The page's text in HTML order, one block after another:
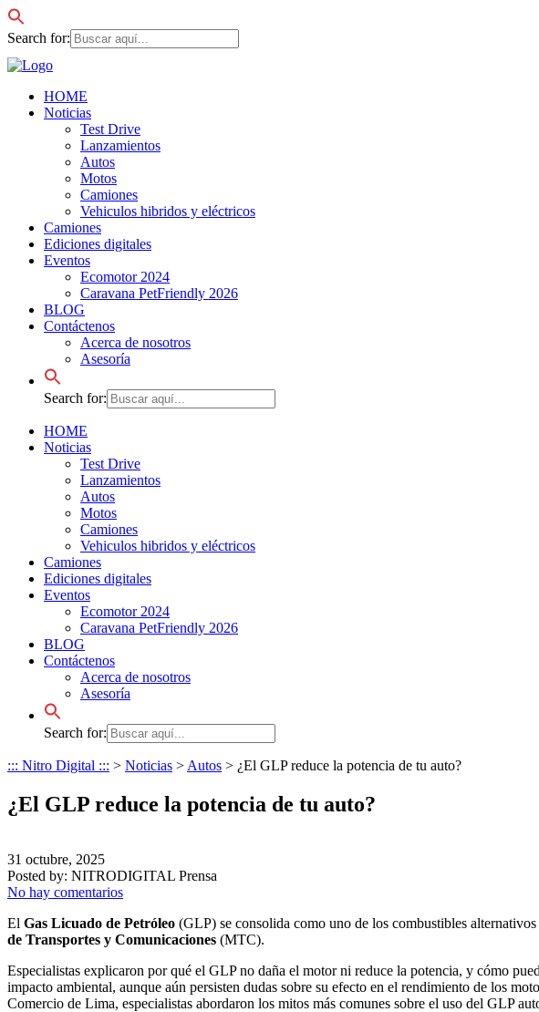
Search for:
HOME
Noticias
Test Drive
Lanzamientos
Autos
Motos
Camiones
Vehiculos hibridos y eléctricos
Camiones
Ediciones digitales
Eventos
Ecomotor 2024
Caravana PetFriendly 2026
BLOG
Contáctenos
Acerca de nosotros
Asesoría
Search for:
HOME
Noticias
Test Drive
Lanzamientos
Autos
Motos
Camiones
Vehiculos hibridos y eléctricos
Camiones
Ediciones digitales
Eventos
Ecomotor 2024
Caravana PetFriendly 2026
BLOG
Contáctenos
Acerca de nosotros
Asesoría
Search for:
::: Nitro Digital ::: > Noticias > Autos > ¿El GLP reduce la potencia de tu auto?
¿El GLP reduce la potencia de tu auto?
31 octubre, 2025
Posted by: NITRODIGITAL Prensa
No hay comentarios
El Gas Licuado de Petróleo (GLP) se consolida como uno de los combustibles
de Transportes y Comunicaciones (MTC).
Especialistas explicaron por qué el GLP no daña el motor ni reduce la potencia, y cómo
impacto ambiental, aunque aún persisten dudas sobre su efecto en el rendimiento de los
Comercio de Lima, especialistas abordaron los mitos más comunes sobre el uso del GLP